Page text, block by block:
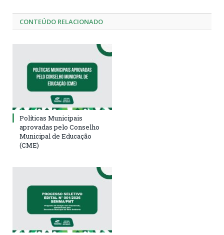
CONTEÚDO RELACIONADO
Políticas Municipais
aprovadas pelo Conselho
Municipal de Educação
(CME)